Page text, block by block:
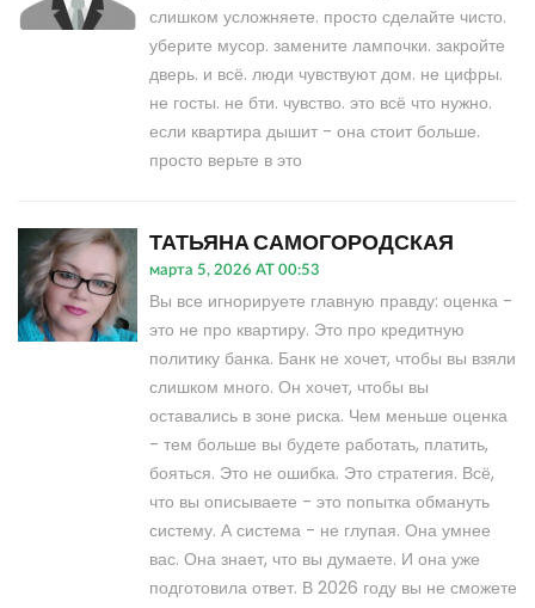
слишком усложняете. просто сделайте чисто.
уберите мусор. замените лампочки. закройте
дверь. и всё. люди чувствуют дом. не цифры.
не госты. не бти. чувство. это всё что нужно.
если квартира дышит - она стоит больше.
просто верьте в это
ТАТЬЯНА САМОГОРОДСКАЯ
марта 5, 2026 AT 00:53
Вы все игнорируете главную правду: оценка -
это не про квартиру. Это про кредитную
политику банка. Банк не хочет, чтобы вы взяли
слишком много. Он хочет, чтобы вы
оставались в зоне риска. Чем меньше оценка
- тем больше вы будете работать, платить,
бояться. Это не ошибка. Это стратегия. Всё,
что вы описываете - это попытка обмануть
систему. А система - не глупая. Она умнее
вас. Она знает, что вы думаете. И она уже
подготовила ответ. В 2026 году вы не сможете